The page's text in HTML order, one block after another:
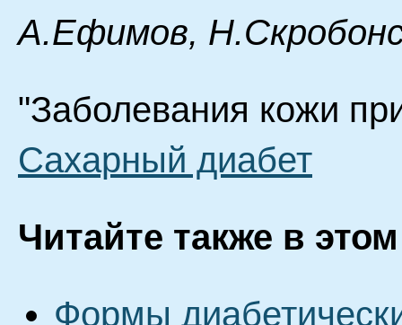
А.Ефимов,
"Заболевания кожи
Сахарный диабет
Читайте также в
Формы